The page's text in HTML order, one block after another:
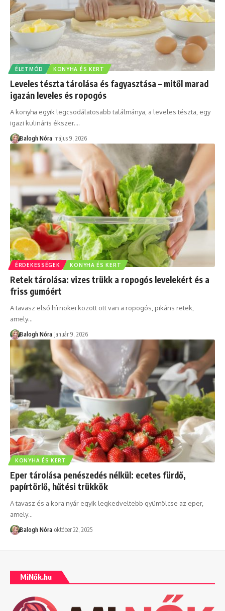
ÉLETMÓD KONYHA ÉS KERT
Leveles tészta tárolása és fagyasztása – mitől marad
igazán leveles és ropogós
A konyha egyik legcsodálatosabb találmánya, a leveles tészta, egy
igazi kulináris ékszer.…
Balogh Nóra május 9, 2026
ÉRDEKESSÉGEK KONYHA ÉS KERT
Retek tárolása: vizes trükk a ropogós levelekért és a
friss gumóért
A tavasz első hírnökei között ott van a ropogós, pikáns retek,
amely…
Balogh Nóra január 9, 2026
KONYHA ÉS KERT
Eper tárolása penészedés nélkül: ecetes fürdő,
papírtörlő, hűtési trükkök
A tavasz és a kora nyár egyik legkedveltebb gyümölcse az eper,
amely…
Balogh Nóra október 22, 2025
MiNők.hu